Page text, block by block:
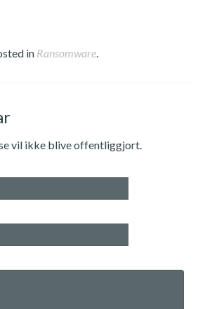
in Ransomware
vil ikke blive offentliggjort.